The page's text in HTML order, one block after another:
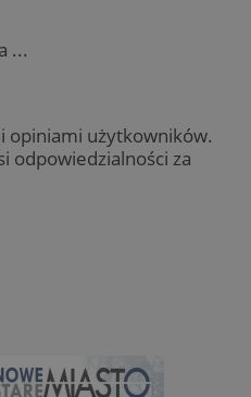
...
opiniami użytkowników.
odpowiedzialności za